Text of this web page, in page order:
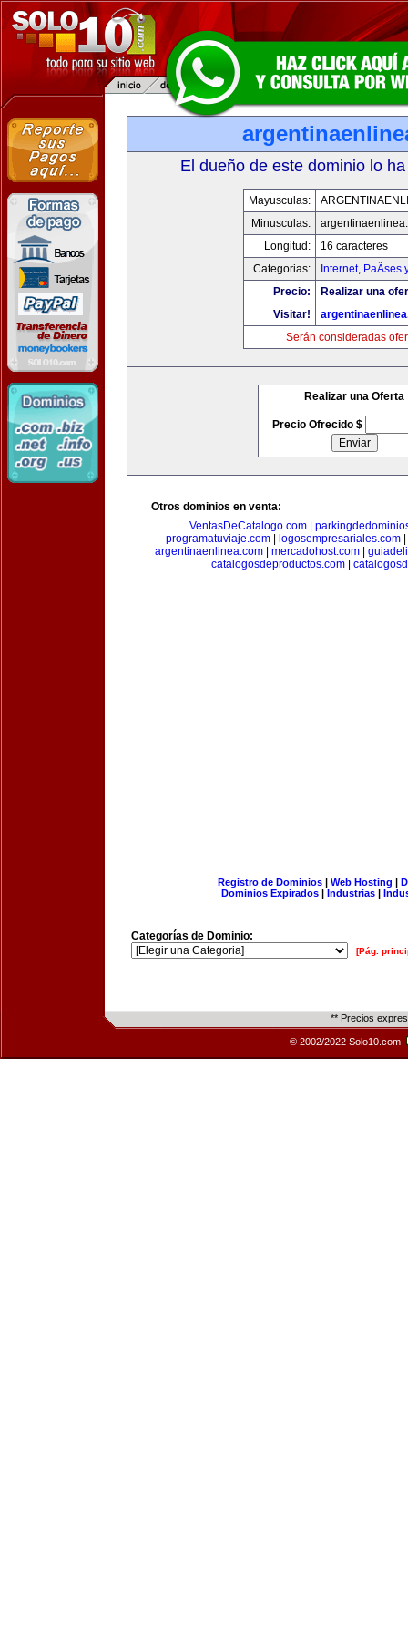
El dueño de este dominio lo
Mayusculas:
Minusculas:
Longitud:
16 caracteres
Categorias:
Internet, PaÃ­ses
Precio:
Realizar una
Visitar!
Serán consideradas
Realizar una Oferta
Precio Ofrecido $
Otros dominios en venta:
VentasDeCatalogo.com|
programatuviaje.com| logosempresariales.com|
argentinaenlinea.com| mercadohost.com|
catalogosdeproductos.com
Registro de Dominios| Web Hosting |
Dominios Expirados | Industrias |
Categorías de Dominio:
[Pág.
** Precios
© 2002/2022 Solo10.com